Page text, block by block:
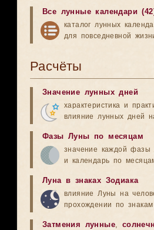
Все лунные календари
каталог лунных
для повседневной
Расчёты
Значение лунных дней
характеристика и
влияние лунных дней
Фазы Луны по месяцам
значение каждой фазы
и календарь по
Луна в знаках Зодиака
влияние Луны на
прохождении по
Затмения лунные,